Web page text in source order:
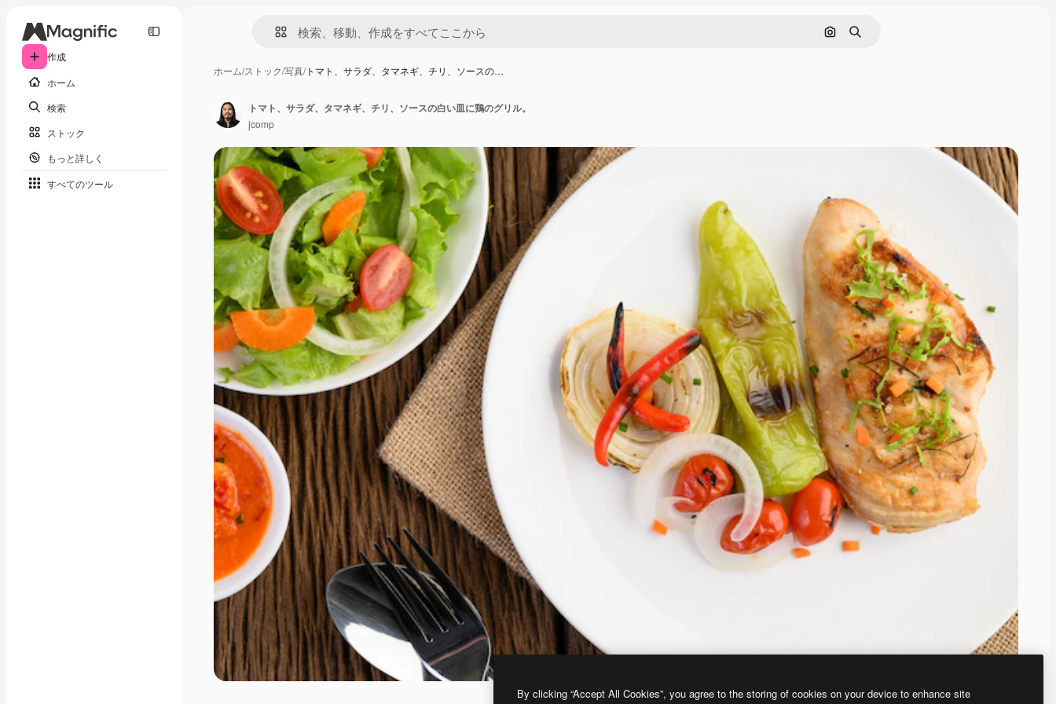
作成
ホーム
検索
ストック
もっと詳しく
すべてのツール
画像で検索
検索
ホーム/ストック/写真/トマト、サラダ、タマネギ、チリ、ソースの…
トマト、サラダ、タマネギ、チリ、ソースの白い皿に鶏のグリル。
jcomp
By clicking “Accept All Cookies”, you agree to the storing of cookies on your device to enhance site